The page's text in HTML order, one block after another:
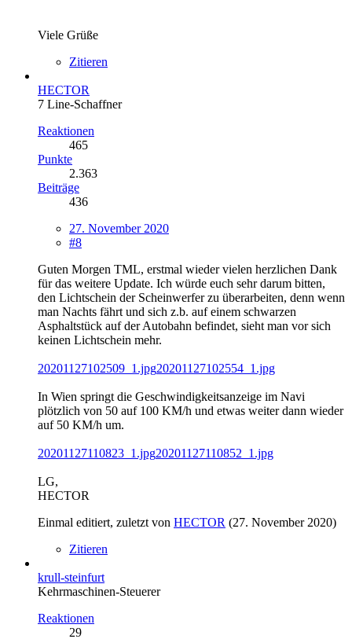
Viele Grüße
Zitieren
HECTOR
7 Line-Schaffner
Reaktionen
465
Punkte
2.363
Beiträge
436
27. November 2020
#8
Guten Morgen TML, erstmal wieder vielen herzlichen Dank
für das weitere Update. Ich würde euch sehr darum bitten,
den Lichtschein der Scheinwerfer zu überarbeiten, denn wenn
man Nachts fährt und sich z.b. auf einem schwarzen
Asphaltstück auf der Autobahn befindet, sieht man vor sich
keinen Lichtschein mehr.
20201127102509_1.jpg20201127102554_1.jpg
In Wien springt die Geschwindigkeitsanzeige im Navi
plötzlich von 50 auf 100 KM/h und etwas weiter dann wieder
auf 50 KM/h um.
20201127110823_1.jpg20201127110852_1.jpg
LG,
HECTOR
Einmal editiert, zuletzt von HECTOR (27. November 2020)
Zitieren
krull-steinfurt
Kehrmaschinen-Steuerer
Reaktionen
29